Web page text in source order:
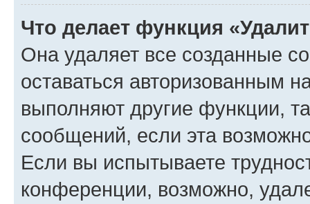
Что делает функция
Она удаляет все созданные
оставаться авторизованным
выполняют другие функции,
сообщений, если эта
Если вы испытываете
конференции, возможно,